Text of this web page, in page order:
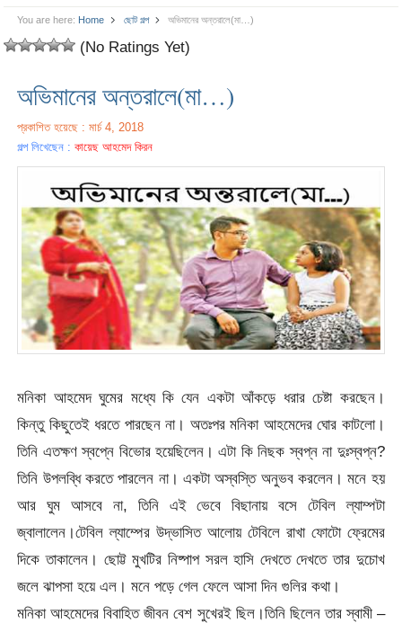
You are here: Home ছোট গল্প অভিমানের অন্তরালে(মা…)
(No Ratings Yet)
অভিমানের অন্তরালে(মা…)
প্রকাশিত হয়েছে : মার্চ 4, 2018
গল্প লিখেছেন :কায়েছ আহমেদ কিরন
মনিকা আহমেদ ঘুমের মধ্যে কি যেন একটা আঁকড়ে ধরার চেষ্টা করছেন।
কিন্তু কিছুতেই ধরতে পারছেন না। অতঃপর মনিকা আহমেদের ঘোর কাটলো।
তিনি এতক্ষণ স্বপ্নে বিভোর হয়েছিলেন। এটা কি নিছক স্বপ্ন না দুঃস্বপ্ন?
তিনি উপলব্ধি করতে পারলেন না। একটা অস্বস্তি অনুভব করলেন। মনে হয়
আর ঘুম আসবে না, তিনি এই ভেবে বিছানায় বসে টেবিল ল্যাম্পটা
জ্বালালেন।টেবিল ল্যাম্পের উদ্ভাসিত আলোয় টেবিলে রাখা ফোটো ফ্রেমের
দিকে তাকালেন। ছোট্ট মুখটির নিষ্পাপ সরল হাসি দেখতে দেখতে তার দুচোখ
জলে ঝাপসা হয়ে এল। মনে পড়ে গেল ফেলে আসা দিন গুলির কথা।
মনিকা আহমেদের বিবাহিত জীবন বেশ সুখেরই ছিল।তিনি ছিলেন তার স্বামী –